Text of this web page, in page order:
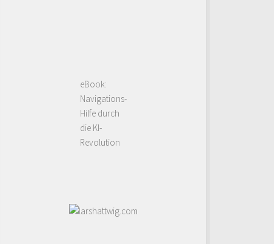
eBook:
Navigations-
Hilfe durch
die KI-
Revolution